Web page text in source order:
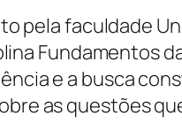
pela faculdade
Fundamentos
e a busca
as questões